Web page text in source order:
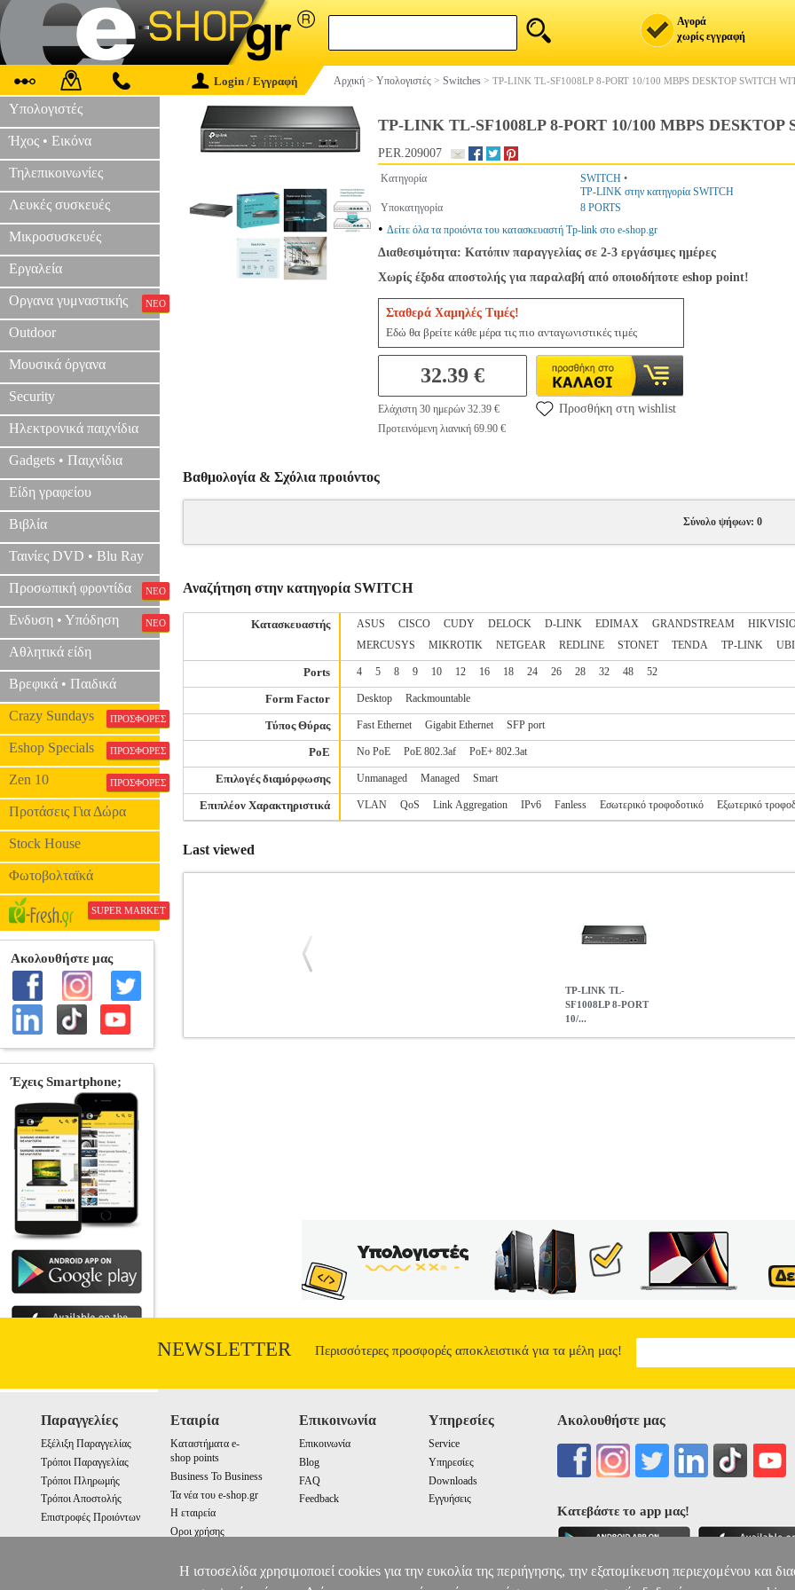
Αγορά
χωρίς εγγραφή
Login / Εγγραφή Αρχική > Υπολογιστές > Switches > TP-LINK TL-SF1008LP 8-PORT 10/100 MBPS DESKTOP SWITCH
Υπολογιστές
Ήχος • Εικόνα
Τηλεπικοινωνίες
Λευκές συσκευές
Μικροσυσκευές
Εργαλεία
Οργανα γυμναστικής ΝΕΟ
Outdoor
Μουσικά όργανα
Security
Ηλεκτρονικά παιχνίδια
Gadgets • Παιχνίδια
Είδη γραφείου
Βιβλία
Ταινίες DVD • Blu Ray
Προσωπική φροντίδα ΝΕΟ
Ενδυση • Υπόδηση ΝΕΟ
Αθλητικά είδη
Βρεφικά • Παιδικά
Crazy Sundays ΠΡΟΣΦΟΡΕΣ
Eshop Specials ΠΡΟΣΦΟΡΕΣ
Zen 10 ΠΡΟΣΦΟΡΕΣ
Προτάσεις Για Δώρα
Stock House
Φωτοβολταϊκά
SUPER MARKET
TP-LINK TL-SF1008LP 8-PORT 10/100 MBPS
PER.209007
Κατηγορία SWITCH •
TP-LINK στην κατηγορία SWITCH
Υποκατηγορία
8 PORTS
• Δείτε όλα τα προιόντα του κατασκευαστή Tp-link στο e-shop.gr
Διαθεσιμότητα: Κατόπιν παραγγελίας σε 2-3 εργάσιμες ημέρες
Χωρίς έξοδα αποστολής για παραλαβή από οποιοδήποτε eshop point!
Σταθερά Χαμηλές Τιμές!
Εδώ θα βρείτε κάθε μέρα τις πιο ανταγωνιστικές τιμές
32.39 €
Ελάχιστη 30 ημερών 32.39 €
Προτεινόμενη λιανική 69.90 €
Προσθήκη στη wishlist
Βαθμολογία & Σχόλια προιόντος
Σύνολο ψήφων: 0
Αναζήτηση στην κατηγορία SWITCH
Κατασκευαστής ASUS CISCO CUDY DELOCK D-LINK EDIMAX GRANDSTREAM
MERCUSYS
MIKROTIK NETGEAR REDLINE STONET TENDA TP-LINK
Ports 4 5 8 9 10 12 16 18 24 26 28 32 48 52
Form Factor Desktop Rackmountable
Τύπος Θύρας Fast Ethernet Gigabit Ethernet SFP port
PoE No PoE PoE 802.3af PoE+ 802.3at
Επιλογές διαμόρφωσης Unmanaged Managed Smart
Επιπλέον Χαρακτηριστικά VLAN QoS Link Aggregation IPv6 Fanless Εσωτερικό τροφοδοτικό Εξωτερικό
Last viewed
TP-LINK TL-
SF1008LP 8-PORT
10/...
NEWSLETTER Περισσότερες προσφορές αποκλειστικά για τα μέλη μας!
Παραγγελίες
Εξέλιξη Παραγγελίας
Τρόποι Παραγγελίας
Τρόποι Πληρωμής
Τρόποι Αποστολής
Επιστροφές Προιόντων
Εταιρία
Καταστήματα e-
shop points
Business To Business
Τα νέα του e-shop.gr
Η εταιρεία
Οροι χρήσης
Επικοινωνία
Επικοινωνία
Blog
FAQ
Feedback
Υπηρεσίες
Service
Υπηρεσίες
Downloads
Εγγυήσεις
Ακολουθήστε μας
Κατεβάστε το app μας!
Η ιστοσελίδα χρησιμοποιεί cookies για την ευκολία της περιήγησης, την εξατομίκευση περιεχομένου και